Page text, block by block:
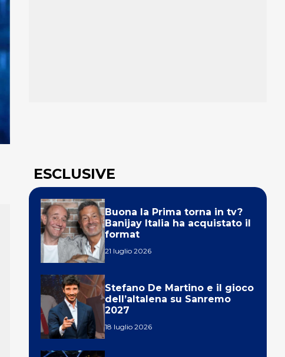
ESCLUSIVE
Buona la Prima torna in tv?
Banijay Italia ha acquistato il
format
21 luglio 2026
Stefano De Martino e il gioco
dell’altalena su Sanremo
2027
18 luglio 2026